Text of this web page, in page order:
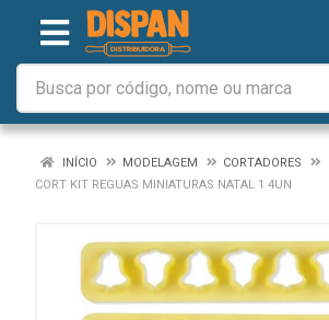
INÍCIO MODELAGEM
CORTADORES
CORT KIT REGUAS MINIATURAS NATAL 1 4UN